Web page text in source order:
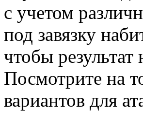
с учетом
под завязку
чтобы
Посмотрите на
вариантов для